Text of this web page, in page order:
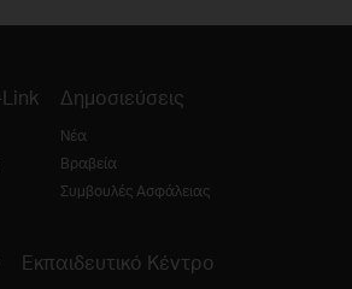
Link Δημοσιεύσεις
Νέα
Βραβεία
Συμβουλές Ασφάλειας
Εκπαιδευτικό Κέντρο